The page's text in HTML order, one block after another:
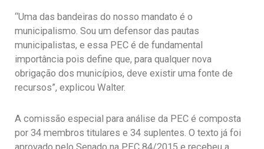
“Uma das bandeiras do nosso mandato é o
municipalismo. Sou um defensor das pautas
municipalistas, e essa PEC é de fundamental
importância pois define que, para qualquer nova
obrigação dos municípios, deve existir uma fonte de
recursos”, explicou Walter.
A comissão especial para análise da PEC é composta
por 34 membros titulares e 34 suplentes. O texto já foi